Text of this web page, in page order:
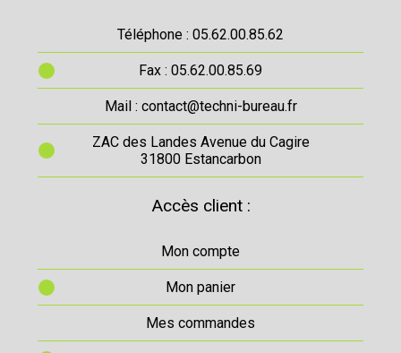
Téléphone : 05.62.00.85.62
Fax : 05.62.00.85.69
Mail : contact@techni-bureau.fr
ZAC des Landes Avenue du Cagire
31800 Estancarbon
Accès client :
Mon compte
Mon panier
Mes commandes